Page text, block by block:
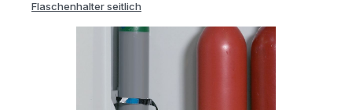
Flaschenhalter seitlich
Bildergalerie überspringen